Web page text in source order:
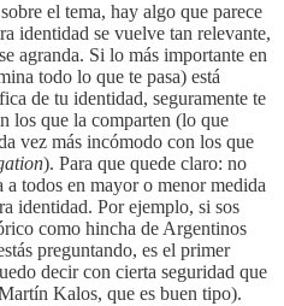
el tema, hay algo que parece
identidad se vuelve tan relevante,
agranda. Si lo más importante en
todo lo que te pasa) está
de tu identidad, seguramente te
los que la comparten (lo que
vez más incómodo con los que
). Para que quede claro: no
a todos en mayor o menor medida
identidad. Por ejemplo, si sos
como hincha de Argentinos
preguntando, es el primer
decir con cierta seguridad que
Kalos, que es buen tipo).